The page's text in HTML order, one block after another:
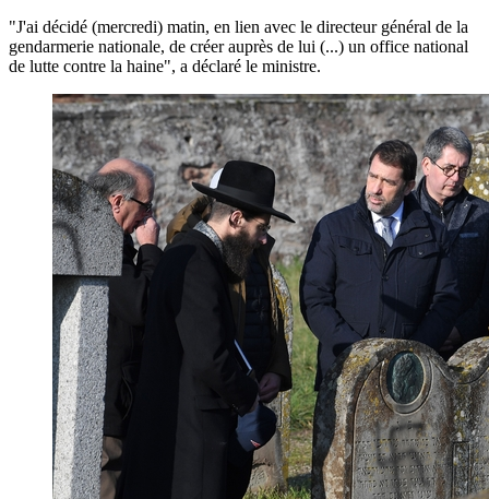
"J'ai décidé (mercredi) matin, en lien avec le directeur général de la
gendarmerie nationale, de créer auprès de lui (...) un office national
de lutte contre la haine", a déclaré le ministre.